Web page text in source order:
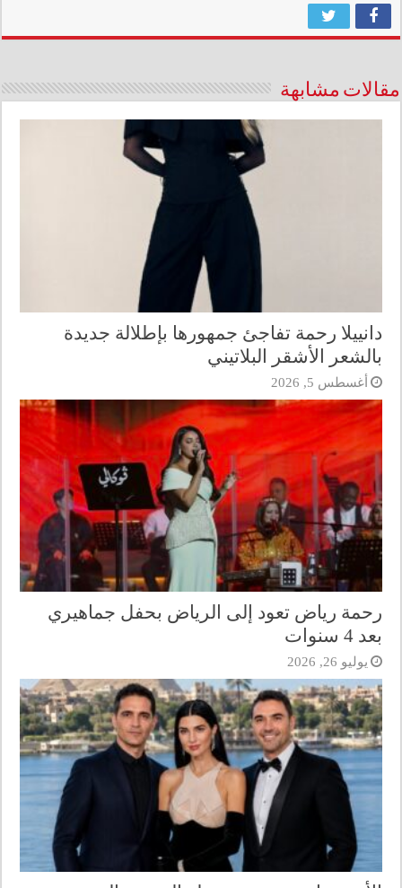
مقالات مشابهة
دانييلا رحمة تفاجئ جمهورها بإطلالة جديدة
بالشعر الأشقر البلاتيني
أغسطس 5, 2026
رحمة رياض تعود إلى الرياض بحفل جماهيري
بعد 4 سنوات
يوليو 26, 2026